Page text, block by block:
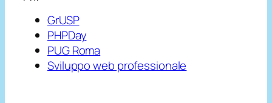
GrUSP
PHPDay
PUG Roma
Sviluppo web professionale